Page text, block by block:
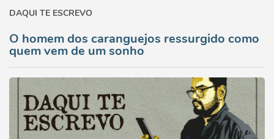
DAQUI TE ESCREVO
O homem dos caranguejos ressurgido como
quem vem de um sonho